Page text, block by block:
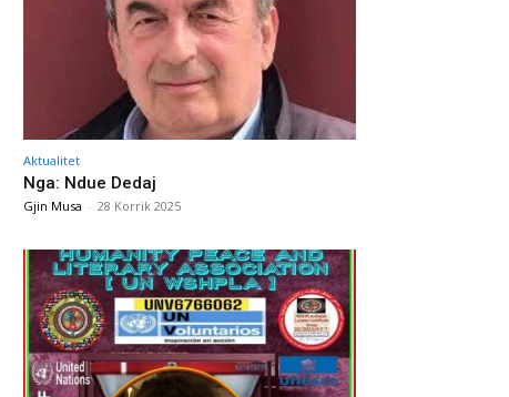
Aktualitet
Nga: Ndue Dedaj
Gjin Musa - 28 Korrik 2025